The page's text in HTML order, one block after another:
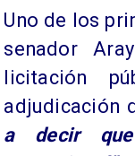
Uno de los
senador
licitación
adjudicación
a decir